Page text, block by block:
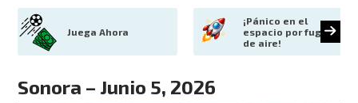
Juega Ahora
¡Pánico en el
espacio por fuga
de aire!
Sonora – Junio 5, 2026